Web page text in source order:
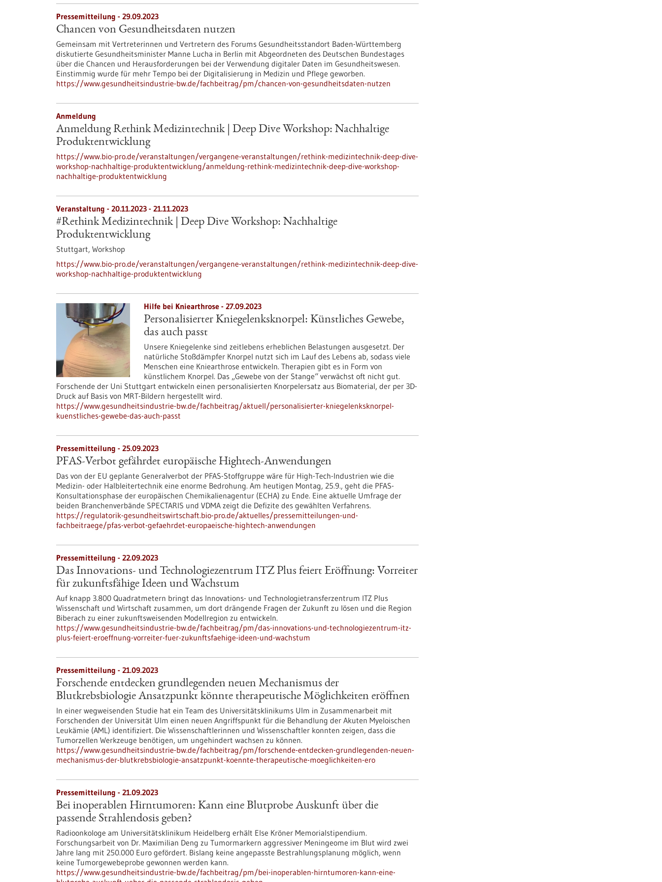
Pressemitteilung - 29.09.2023
Chancen von Gesundheitsdaten nutzen
Gemeinsam mit Vertreterinnen und Vertretern des Forums Gesundheitsstandort Baden-Württemberg
diskutierte Gesundheitsminister Manne Lucha in Berlin mit Abgeordneten des Deutschen Bundestages
über die Chancen und Herausforderungen bei der Verwendung digitaler Daten im Gesundheitswesen.
Einstimmig wurde für mehr Tempo bei der Digitalisierung in Medizin und Pflege geworben.
https://www.gesundheitsindustrie-bw.de/fachbeitrag/pm/chancen-von-gesundheitsdaten-nutzen
Anmeldung
Anmeldung Rethink Medizintechnik | Deep Dive Workshop: Nachhaltige
Produktentwicklung
https://www.bio-pro.de/veranstaltungen/vergangene-veranstaltungen/rethink-medizintechnik-deep-dive-
workshop-nachhaltige-produktentwicklung/anmeldung-rethink-medizintechnik-deep-dive-workshop-
nachhaltige-produktentwicklung
Veranstaltung - 20.11.2023 - 21.11.2023
#Rethink Medizintechnik | Deep Dive Workshop: Nachhaltige
Produktentwicklung
Stuttgart, Workshop
https://www.bio-pro.de/veranstaltungen/vergangene-veranstaltungen/rethink-medizintechnik-deep-dive-
workshop-nachhaltige-produktentwicklung
Hilfe bei Kniearthrose - 27.09.2023
Personalisierter Kniegelenksknorpel: Künstliches Gewebe,
das auch passt
Unsere Kniegelenke sind zeitlebens erheblichen Belastungen ausgesetzt. Der
natürliche Stoßdämpfer Knorpel nutzt sich im Lauf des Lebens ab, sodass viele
Menschen eine Kniearthrose entwickeln. Therapien gibt es in Form von
künstlichem Knorpel. Das „Gewebe von der Stange“ verwächst oft nicht gut.
Forschende der Uni Stuttgart entwickeln einen personalisierten Knorpelersatz aus Biomaterial, der per 3D-
Druck auf Basis von MRT-Bildern hergestellt wird.
https://www.gesundheitsindustrie-bw.de/fachbeitrag/aktuell/personalisierter-kniegelenksknorpel-
kuenstliches-gewebe-das-auch-passt
Pressemitteilung - 25.09.2023
PFAS-Verbot gefährdet europäische Hightech-Anwendungen
Das von der EU geplante Generalverbot der PFAS-Stoffgruppe wäre für High-Tech-Industrien wie die
Medizin- oder Halbleitertechnik eine enorme Bedrohung. Am heutigen Montag, 25.9., geht die PFAS-
Konsultationsphase der europäischen Chemikalienagentur (ECHA) zu Ende. Eine aktuelle Umfrage der
beiden Branchenverbände SPECTARIS und VDMA zeigt die Defizite des gewählten Verfahrens.
https://regulatorik-gesundheitswirtschaft.bio-pro.de/aktuelles/pressemitteilungen-und-
fachbeitraege/pfas-verbot-gefaehrdet-europaeische-hightech-anwendungen
Pressemitteilung - 22.09.2023
Das Innovations- und Technologiezentrum ITZ Plus feiert Eröffnung: Vorreiter
für zukunftsfähige Ideen und Wachstum
Auf knapp 3.800 Quadratmetern bringt das Innovations- und Technologietransferzentrum ITZ Plus
Wissenschaft und Wirtschaft zusammen, um dort drängende Fragen der Zukunft zu lösen und die Region
Biberach zu einer zukunftsweisenden Modellregion zu entwickeln.
https://www.gesundheitsindustrie-bw.de/fachbeitrag/pm/das-innovations-und-technologiezentrum-itz-
plus-feiert-eroeffnung-vorreiter-fuer-zukunftsfaehige-ideen-und-wachstum
Pressemitteilung - 21.09.2023
Forschende entdecken grundlegenden neuen Mechanismus der
Blutkrebsbiologie Ansatzpunkt könnte therapeutische Möglichkeiten eröffnen
In einer wegweisenden Studie hat ein Team des Universitätsklinikums Ulm in Zusammenarbeit mit
Forschenden der Universität Ulm einen neuen Angriffspunkt für die Behandlung der Akuten Myeloischen
Leukämie (AML) identifiziert. Die Wissenschaftlerinnen und Wissenschaftler konnten zeigen, dass die
Tumorzellen Werkzeuge benötigen, um ungehindert wachsen zu können.
https://www.gesundheitsindustrie-bw.de/fachbeitrag/pm/forschende-entdecken-grundlegenden-neuen-
mechanismus-der-blutkrebsbiologie-ansatzpunkt-koennte-therapeutische-moeglichkeiten-ero
Pressemitteilung - 21.09.2023
Bei inoperablen Hirntumoren: Kann eine Blutprobe Auskunft über die
passende Strahlendosis geben?
Radioonkologe am Universitätsklinikum Heidelberg erhält Else Kröner Memorialstipendium.
Forschungsarbeit von Dr. Maximilian Deng zu Tumormarkern aggressiver Meningeome im Blut wird zwei
Jahre lang mit 250.000 Euro gefördert. Bislang keine angepasste Bestrahlungsplanung möglich, wenn
keine Tumorgewebeprobe gewonnen werden kann.
https://www.gesundheitsindustrie-bw.de/fachbeitrag/pm/bei-inoperablen-hirntumoren-kann-eine-